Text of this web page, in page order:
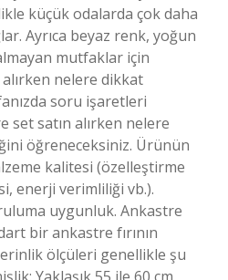
küçük odalarda çok daha
Ayrıca beyaz renk, yoğun
mutfaklar için
nelere dikkat
soru işaretleri
set satın alırken nelere
öğreneceksiniz. Ürünün
kalitesi (özelleştirme
enerji verimliliği vb.).
uygunluk. Ankastre
bir ankastre fırının
ölçüleri genellikle şu